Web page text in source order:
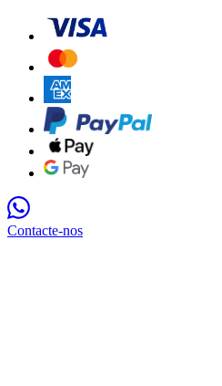
Contacte-nos